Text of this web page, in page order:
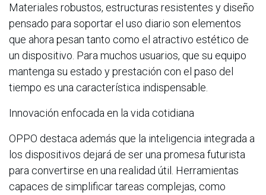
Materiales robustos, estructuras resistentes y diseño
pensado para soportar el uso diario son elementos
que ahora pesan tanto como el atractivo estético de
un dispositivo. Para muchos usuarios, que su equipo
mantenga su estado y prestación con el paso del
tiempo es una característica indispensable.
Innovación enfocada en la vida cotidiana
OPPO destaca además que la inteligencia integrada a
los dispositivos dejará de ser una promesa futurista
para convertirse en una realidad útil. Herramientas
capaces de simplificar tareas complejas, como